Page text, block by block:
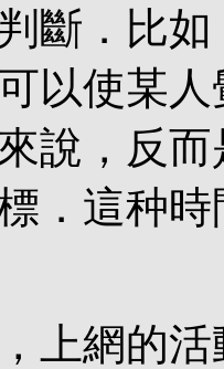
斷．比
以使某
說，反而
．這种
網的活